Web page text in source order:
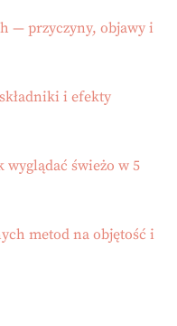
— przyczyny, objawy i
i efekty
świeżo w 5
metod na objętość i